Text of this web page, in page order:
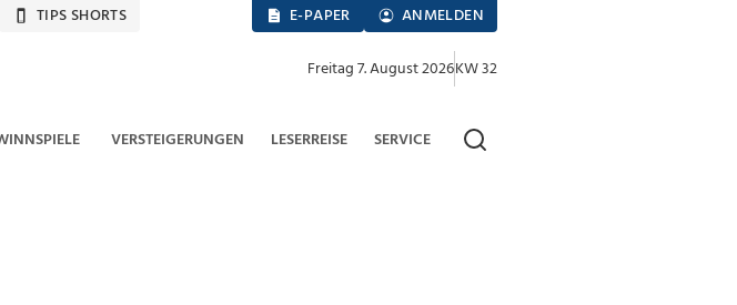
TIPS SHORTS E-PAPER ANMELDEN
Freitag 7. August 2026KW 32
VERSTEIGERUNGEN LESERREISE SERVICE